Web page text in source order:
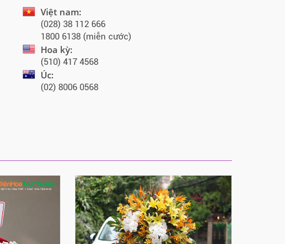
Việt nam:
(028) 38 112 666
1800 6138 (miễn cước)
Hoa kỳ:
(510) 417 4568
Úc:
(02) 8006 0568